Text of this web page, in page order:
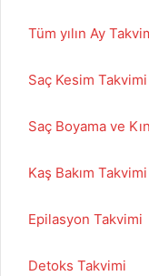
Tüm yılın Ay
Saç Kesim Takvimi
Saç Boyama ve
Kaş Bakım Takvimi
Epilasyon Takvimi
Detoks Takvimi